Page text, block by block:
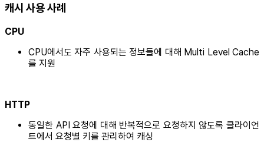
캐시 사용 사례
CPU
CPU에서도 자주 사용되는 정보들에 대해 Multi Level Cache
를 지원
HTTP
동일한 API 요청에 대해 반복적으로 요청하지 않도록 클라이언
트에서 요청별 키를 관리하여 캐싱